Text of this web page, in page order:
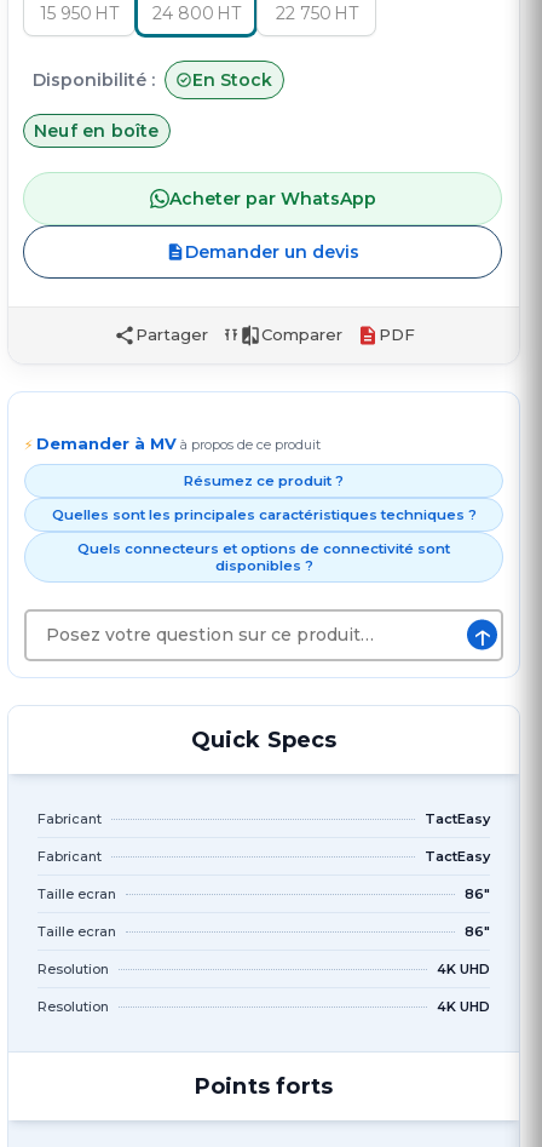
15 950 HT
24 800 HT
22 750 HT
Disponibilité : En Stock
Neuf en boîte
Acheter par WhatsApp
Demander un devis
Partager Comparer PDF
⚡ Demander à MV à propos de ce produit
Résumez ce produit ?
Quelles sont les principales caractéristiques techniques ?
Quels connecteurs et options de connectivité sont
disponibles ?
↑
Quick Specs
Fabricant TactEasy
Fabricant TactEasy
Taille ecran 86"
Taille ecran 86"
Resolution 4K UHD
Resolution 4K UHD
Points forts